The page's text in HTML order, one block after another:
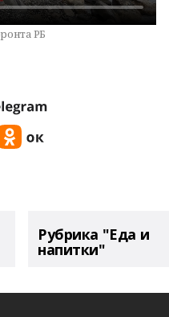
РБ
Рубрика "Еда и
напитки"